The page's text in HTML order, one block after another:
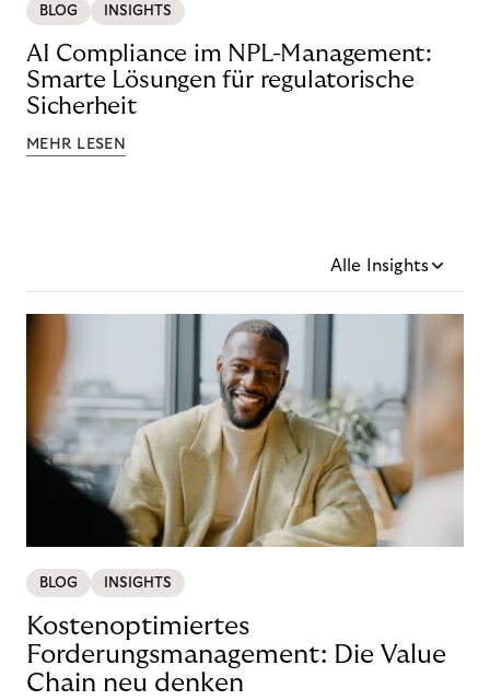
BLOG INSIGHTS
AI Compliance im NPL-Management:
Smarte Lösungen für regulatorische
Sicherheit
MEHR LESEN
Alle Insights
BLOG INSIGHTS
Kostenoptimiertes
Forderungsmanagement: Die Value
Chain neu denken